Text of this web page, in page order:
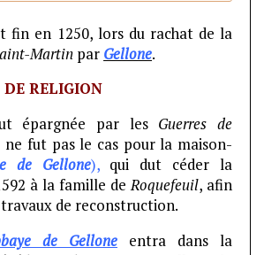
fin en 1250, lors du rachat de la
Martin par Gellone.
DE RELIGION
épargnée par les Guerres de
ne fut pas le cas pour la maison-
de Gellone),qui dut céder la
à la famille de Roquefeuil, afin
de reconstruction.
de Gellone entra dans la